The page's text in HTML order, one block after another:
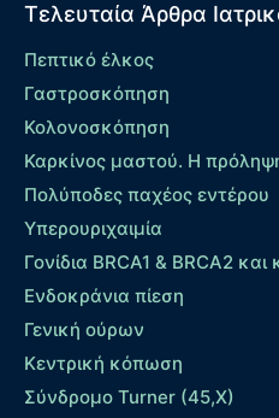
Τελευταία Άρθρα
Πεπτικό έλκος
Γαστροσκόπηση
Κολονοσκόπηση
Καρκίνος μαστού. Η
Πολύποδες παχέος εντέρου
Yπερουριχαιμία
Γονίδια BRCA1 & BRCA2 και
Ενδοκράνια πίεση
Γενική ούρων
Κεντρική κόπωση
Σύνδρομο Turner (45,X)